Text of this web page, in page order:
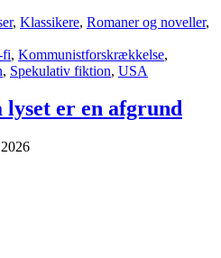
, Klassikere, Romaner og noveller,
fi, Kommunistforskrækkelse,
, Spekulativ fiktion, USA
lyset er en afgrund